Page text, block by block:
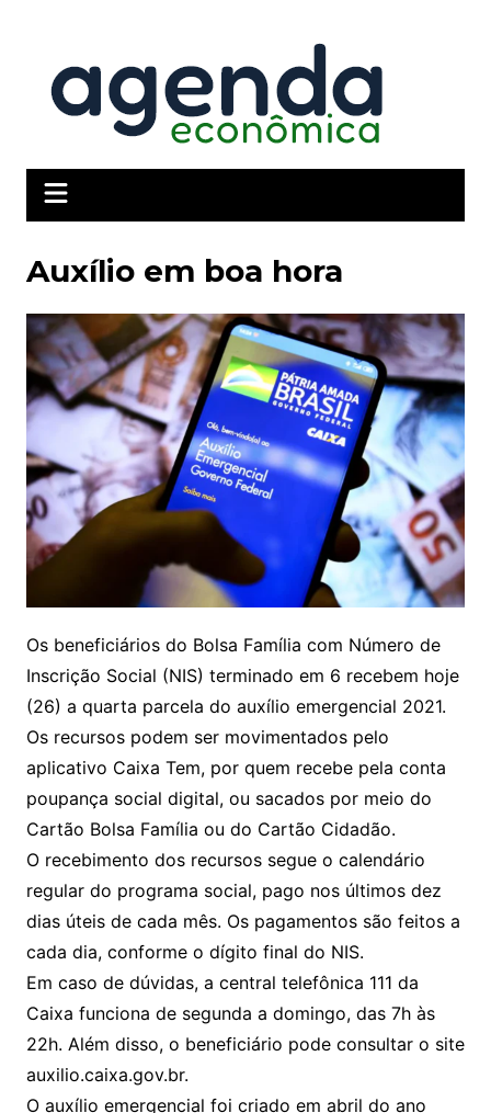
conteúdo
Auxílio em boa hora
Os beneficiários do Bolsa Família com Número de
Inscrição Social (NIS) terminado em 6 recebem hoje
(26) a quarta parcela do auxílio emergencial 2021.
Os recursos podem ser movimentados pelo
aplicativo Caixa Tem, por quem recebe pela conta
poupança social digital, ou sacados por meio do
Cartão Bolsa Família ou do Cartão Cidadão.
O recebimento dos recursos segue o calendário
regular do programa social, pago nos últimos dez
dias úteis de cada mês. Os pagamentos são feitos a
cada dia, conforme o dígito final do NIS.
Em caso de dúvidas, a central telefônica 111 da
Caixa funciona de segunda a domingo, das 7h às
22h. Além disso, o beneficiário pode consultar o site
auxilio.caixa.gov.br.
O auxílio emergencial foi criado em abril do ano